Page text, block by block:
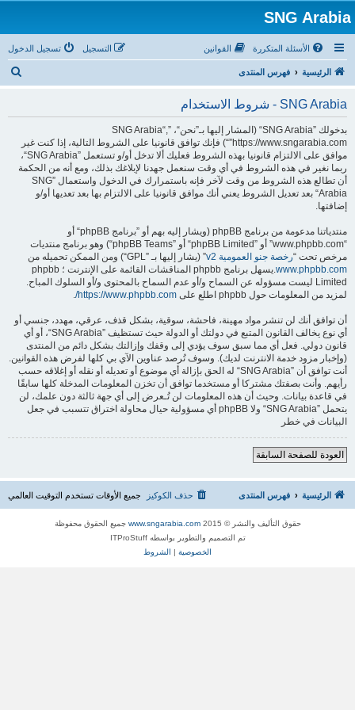
SNG Arabia
الأسئلة المتكررة القوانين تسجيل الدخول التسجيل
الرئيسية فهرس المنتدى
SNG Arabia - شروط الاستخدام
بدخولك ”SNG Arabia“ (المشار إليها بـ”نحن“، ”SNG Arabia“,
”https://www.sngarabia.com“) فإنك توافق قانونيا على الشروط التالية، إذا كنت غير
موافق على الالتزام قانونيا بهذه الشروط فعليك ألا تدخل أو/و تستعمل ”SNG Arabia“،
ربما نغير في هذه الشروط في أي وقت سنعمل جهدنا لإبلاغك بذلك، ومع أنه من الحكمة
أن تطالع هذه الشروط من وقت لآخر فإنه باستمرارك في الدخول واستعمال ”SNG
Arabia“ بعد تعديل الشروط يعني أنك موافق قانونيا على الالتزام بها بعد تعديها أو/و
إضافتها.
منتدياتنا مدعومة من برنامج phpBB (ويشار إليه بهم أو ”برنامج phpBB“ أو
“www.phpbb.com” أو ”phpBB Limited“ أو ”phpBB Teams“) وهو برنامج منتديات
مرخص تحت “رخصة جنو العمومية v2
” (يشار إليها بـ ”GPL“) ومن الممكن تحميله من
www.phpbb.com
.يسهل برنامج phpbb المناقشات القائمة على الإنترنت ؛ phpbb
Limited ليست مسؤوله عن السماح و/أو عدم السماح بالمحتوى و/أو السلوك المباح.
لمزيد من المعلومات حول phpbb اطلع على
https://www.phpbb.com/
.
أن توافق أنك لن تنشر مواد مهينة، فاحشة، سوقية، بشكل قذف، عرقي، مهدد، جنسي أو
أي نوع يخالف القانون المتبع في دولتك أو الدولة حيث تستظيف ”SNG Arabia“، أو أي
قانون دولي. فعل أي مما سبق سوف يؤدي إلى وقفك وإزالتك بشكل دائم من المنتدى
(وإخبار مزود خدمة الانترنت لديك). وسوف تُرصد عناوين الآي بي كلها لفرض هذه القوانين.
أنت توافق أن ”SNG Arabia“ له الحق بإزالة أي موضوع أو تعديله أو نقله أو إغلاقه حسب
رأيهم. وأنت بصفتك مشتركا أو مستخدما توافق أن تخزن المعلومات المدخلة كلها سابقًا
في قاعدة بيانات. وحيث أن هذه المعلومات لن تُـعرض إلى أي جهة ثالثة دون علمك، لن
يتحمل ”SNG Arabia“ ولا phpBB أي مسؤولية حيال محاولة اختراق تتسبب في جعل
البيانات في خطر
العودة للصفحة السابقة
الرئيسية فهرس المنتدى جميع الأوقات تستخدم التوقيت العالمي حذف الكوكيز
حقوق التأليف والنشر © 2015 www.sngarabia.com جميع الحقوق محفوظة
تم التصميم والتطوير بواسطه ITProStuff
الخصوصية | الشروط